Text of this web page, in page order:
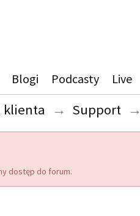
Blogi Podcasty Live
klienta → Support →
dostęp do forum.